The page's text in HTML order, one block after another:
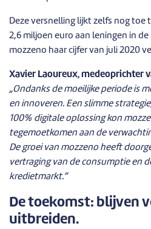
Deze versnelling lijkt zelfs nog toe
2,6 miljoen euro aan leningen in
mozzeno haar cijfer van juli 2020
Xavier Laoureux, medeoprichter
„Ondanks de moeilijke periode is
en innoveren. Een slimme
100% digitale oplossing kon
tegemoetkomen aan de
De groei van mozzeno heeft
vertraging van de consumptie en
kredietmarkt.”
De toekomst: blijven
uitbreiden.